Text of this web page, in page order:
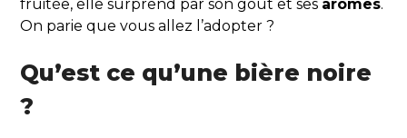
fruitée, elle surprend par son goût et ses arômes.
On parie que vous allez l’adopter ?
Qu’est ce qu’une bière noire
?